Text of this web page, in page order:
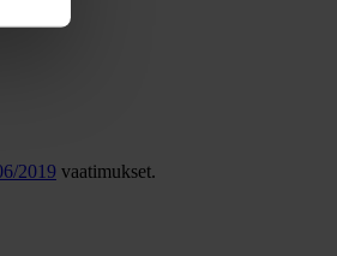
2019 vaatimukset.